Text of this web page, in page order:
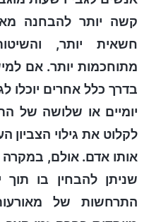
קשה יותר להבחנה
חשאית יותר,
מתוחכמות יותר. אם
בדרך כלל אחרים יוכלו
יומיים או שלושה של
לקלוט את גילוי הצביון
אותו אדם. אולם,
שניתן להבחין בו תוך
התרחשות של